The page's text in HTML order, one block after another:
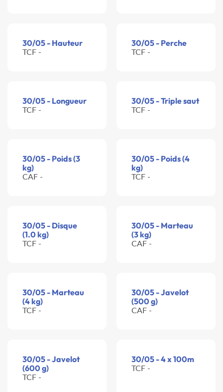
30/05 - Hauteur
TCF -
30/05 - Perche
TCF -
30/05 - Longueur
TCF -
30/05 - Triple saut
TCF -
30/05 - Poids (3
kg)
CAF -
30/05 - Poids (4
kg)
TCF -
30/05 - Disque
(1.0 kg)
TCF -
30/05 - Marteau
(3 kg)
CAF -
30/05 - Marteau
(4 kg)
TCF -
30/05 - Javelot
(500 g)
CAF -
30/05 - Javelot
(600 g)
TCF -
30/05 - 4 x 100m
TCF -